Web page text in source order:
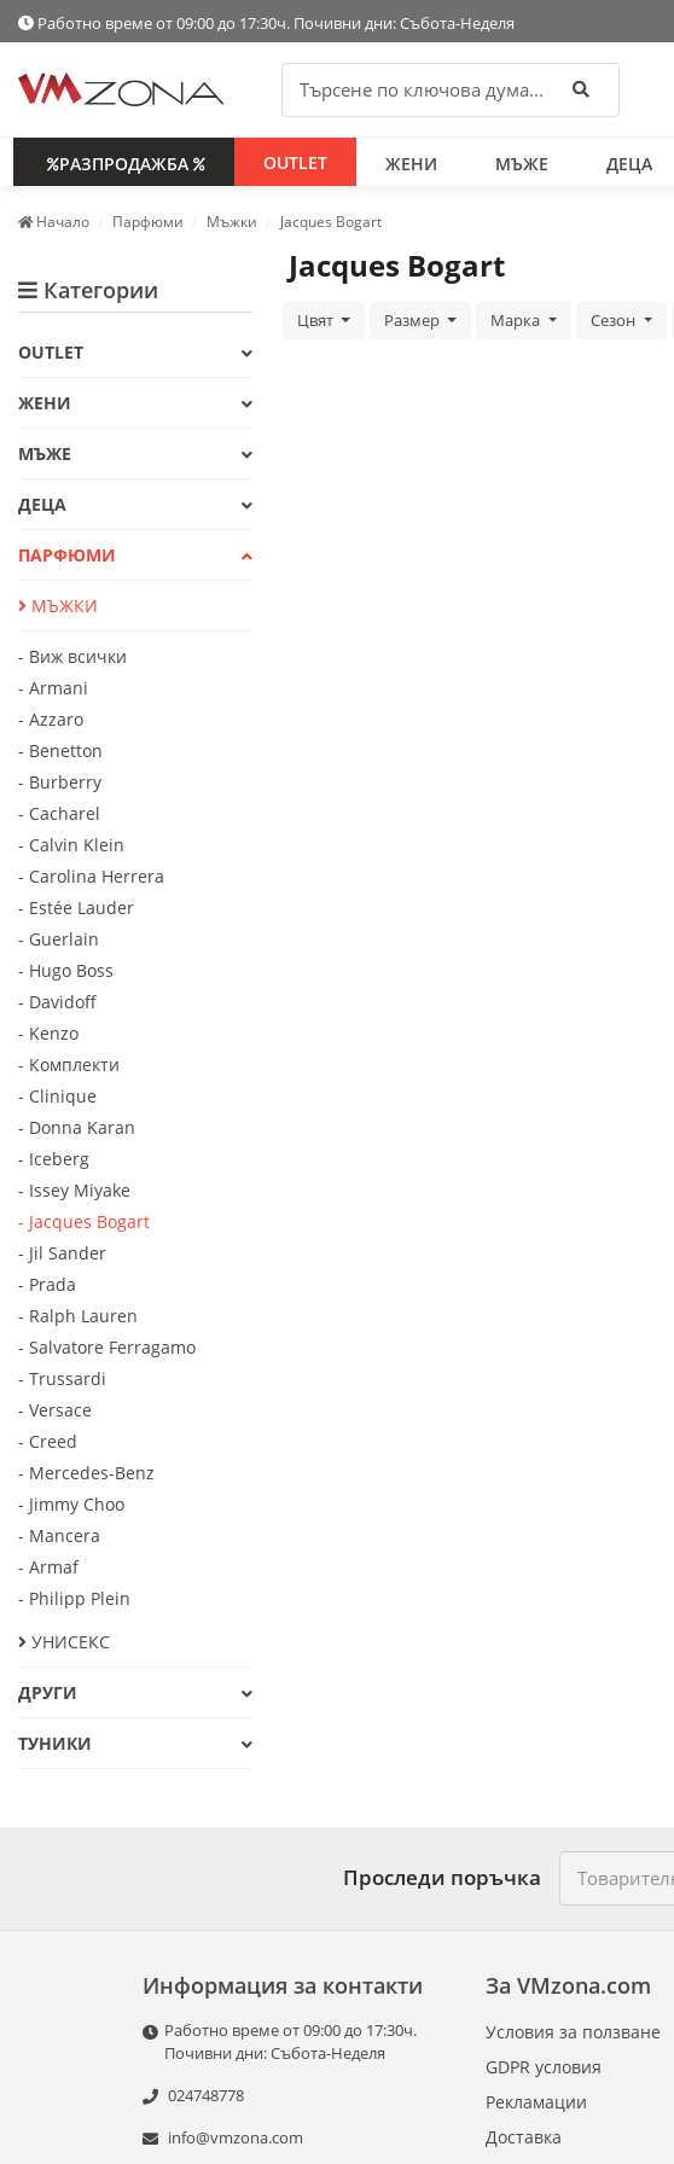
Работно време от 09:00 до 17:30ч. Почивни дни: Събота-Неделя
Търси
РАЗПРОДАЖБА OUTLET ЖЕНИ МЪЖЕ ДЕЦА
Начало Парфюми Мъжки Jacques Bogart
Категории
OUTLET
ЖЕНИ
МЪЖЕ
ДЕЦА
ПАРФЮМИ
МЪЖКИ
- Виж всички
- Armani
- Azzaro
- Benetton
- Burberry
- Cacharel
- Calvin Klein
- Carolina Herrera
- Estée Lauder
- Guerlain
- Hugo Boss
- Davidoff
- Kenzo
- Комплекти
- Clinique
- Donna Karan
- Iceberg
- Issey Miyake
- Jacques Bogart
- Jil Sander
- Prada
- Ralph Lauren
- Salvatore Ferragamo
- Trussardi
- Versace
- Creed
- Mercedes-Benz
- Jimmy Choo
- Mancera
- Armaf
- Philipp Plein
УНИСЕКС
ДРУГИ
ТУНИКИ
Jacques Bogart
Цвят Размер Марка Сезон
Проследи поръчка
Информация за контакти
Работно време от 09:00 до 17:30ч.
Почивни дни: Събота-Неделя
024748778
info@vmzona.com
За VMzona.com
Условия за ползване
GDPR условия
Рекламации
Доставка